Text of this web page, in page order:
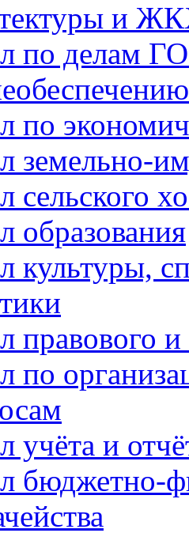
и
по делам
по
земельно-
сельского
образования
культуры,
правового
по
учёта и
бюджетно-